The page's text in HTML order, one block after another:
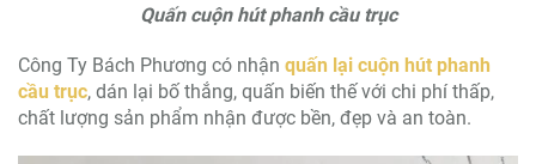
Quấn cuộn hút phanh cầu trục
Công Ty Bách Phương có nhận quấn lại cuộn hút phanh
cầu trục, dán lại bố thắng, quấn biến thế với chi phí thấp,
chất lượng sản phẩm nhận được bền, đẹp và an toàn.